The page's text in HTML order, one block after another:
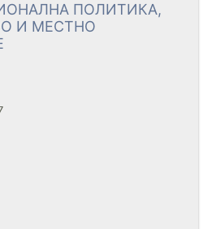
ПОЛИТИКА,
И МЕСТНО